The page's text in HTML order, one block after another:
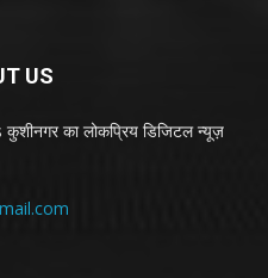
US
का लोकप्रिय डिजिटल न्यूज़